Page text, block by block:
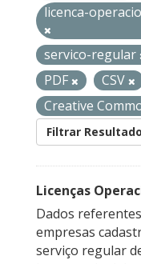
licenca-
servico-regular
PDF
CSV
Creative
Filtrar
Licenças
Dados
empresas
serviço regular